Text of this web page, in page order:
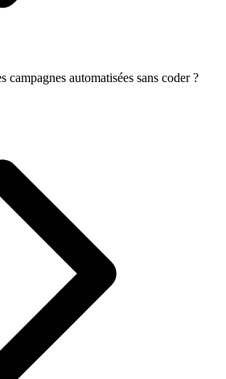
campagnes automatisées sans coder ?